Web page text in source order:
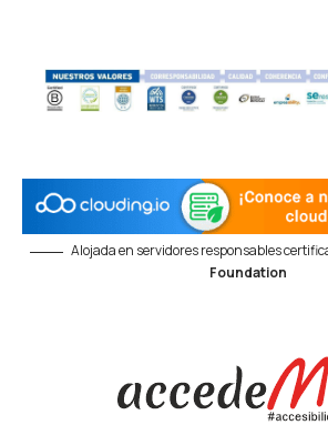
Alojada en servidores responsables
Foundation